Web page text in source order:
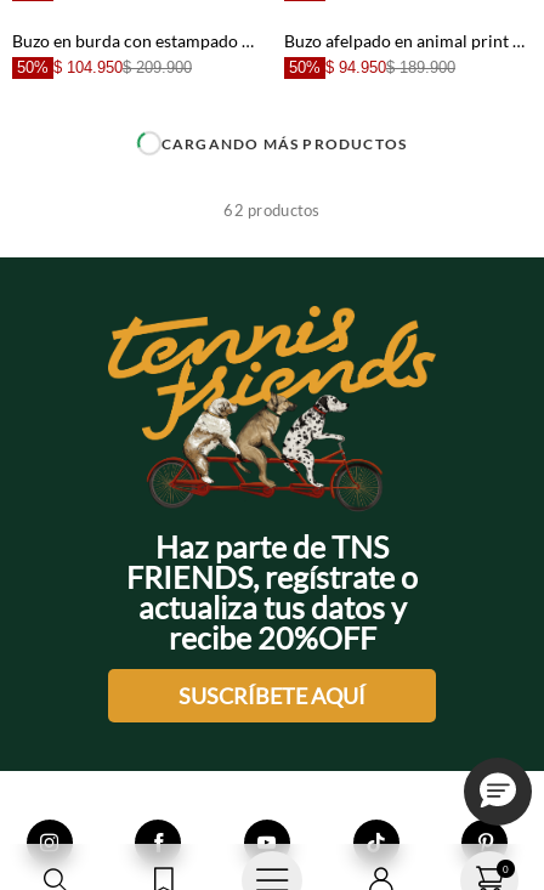
0
+ +
+ +
+
Buzo en burda con estampado animal print para mujer
50% $ 104.950$ 209.900
Buzo afelpado en animal print para mujer
50% $ 94.950$ 189.900
CARGANDO MÁS PRODUCTOS
62 productos
Haz parte de TNS
FRIENDS, regístrate o
actualiza tus datos y
recibe 20%OFF
SUSCRÍBETE AQUÍ